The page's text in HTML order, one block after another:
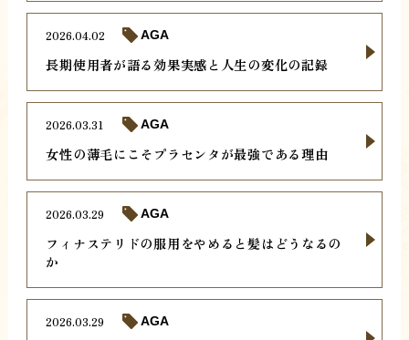
長期使用者が語る効果実感と人生の変化の記録
2026.04.02 AGA
女性の薄毛にこそプラセンタが最強である理由
2026.03.31 AGA
フィナステリドの服用をやめると髪はどうなるの
か
2026.03.29 AGA
2026.03.29 AGA